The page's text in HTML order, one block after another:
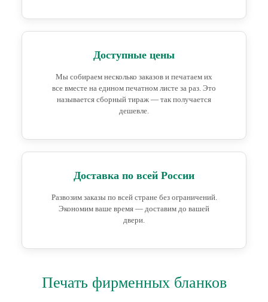
Доступные цены
Мы собираем несколько заказов и печатаем их
все вместе на едином печатном листе за раз. Это
называется сборный тираж — так получается
дешевле.
Доставка по всей России
Развозим заказы по всей стране без ограничений.
Экономим ваше время — доставим до вашей
двери.
Печать фирменных бланков